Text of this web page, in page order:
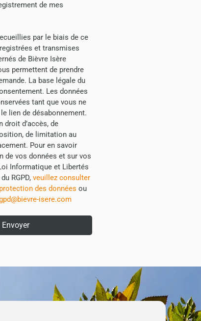
de mes
par le biais de ce
et transmises
de Bièvre Isère
permettent de prendre
La base légale du
Les données
tant que vous ne
lien de désabonnement.
droit d’accès, de
de limitation au
Pour en savoir
de vos données et sur vos
Informatique et Libertés
RGPD, veuillez consulter
des données ou
isere.com